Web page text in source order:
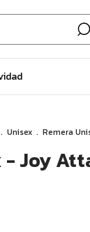
. Unisex . Remera
- Joy